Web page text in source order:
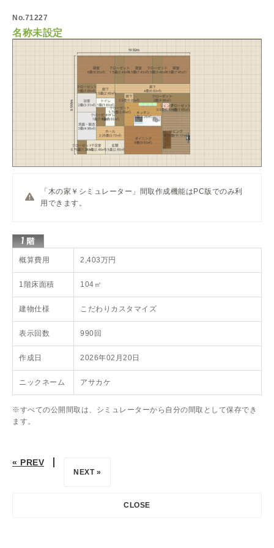
No.71227
名称未設定
「木の家￥シミュレーター」間取作成機能はPC版でのみ利
用できます。
概算費用 2,403万円
1階床面積 104㎡
建物仕様 こだわりカスタマイズ
表示回数 990回
作成日 2026年02月20日
ニックネーム アサカケ
※すべての公開間取は、シミュレーターから自分の間取として保存でき
ます。
« PREV
NEXT »
CLOSE